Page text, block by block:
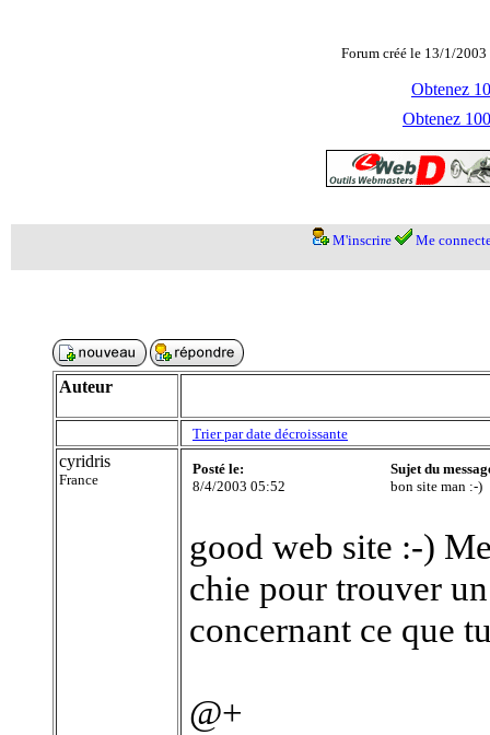
Forum créé le 13/1/
Obtenez
Obtenez
M'inscrire Me
Auteur
Trier par date décroissante
cyridris
France
Posté le:
8/4/2003 05:52
Sujet du
bon site man :-)
good web site :-)
chie pour trouver
concernant ce que
@+